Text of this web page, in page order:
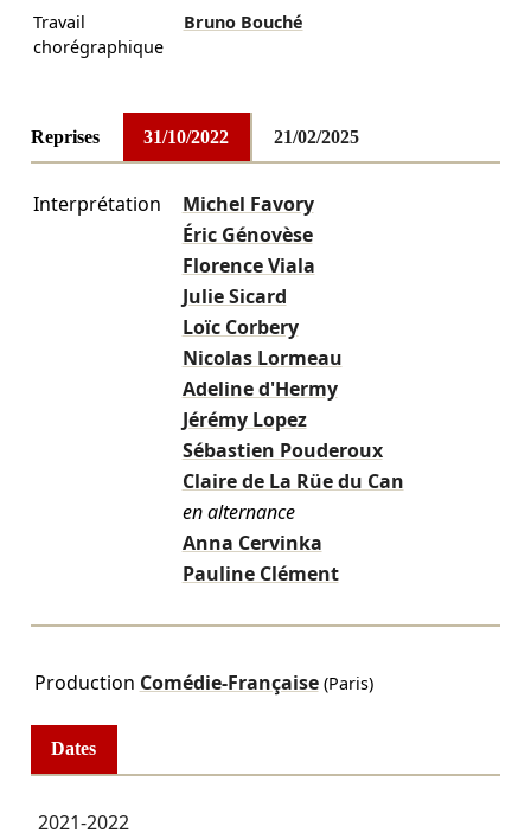
Travail
chorégraphique
Bruno Bouché
Reprises 31/10/2022 21/02/2025
Interprétation
Michel Favory
Éric Génovèse
Florence Viala
Julie Sicard
Loïc Corbery
Nicolas Lormeau
Adeline d'Hermy
Jérémy Lopez
Sébastien Pouderoux
Claire de La Rüe du Can
en alternance
Anna Cervinka
Pauline Clément
Production Comédie-Française(Paris)
Dates
2021-2022